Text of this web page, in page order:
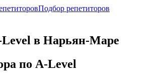
Подбор репетиторов
в Нарьян-Маре
по A-Level